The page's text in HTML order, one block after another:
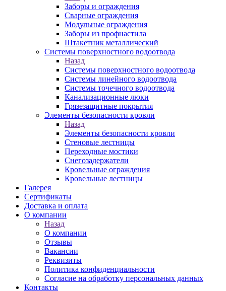
Заборы и ограждения
Сварные ограждения
Модульные ограждения
Заборы из профнастила
Штакетник металлический
Системы поверхностного водоотвода
Назад
Системы поверхностного водоотвода
Системы линейного водоотвода
Системы точечного водоотвода
Канализационные люки
Грязезащитные покрытия
Элементы безопасности кровли
Назад
Элементы безопасности кровли
Стеновые лестницы
Переходные мостики
Снегозадержатели
Кровельные ограждения
Кровельные лестницы
Галерея
Сертификаты
Доставка и оплата
О компании
Назад
О компании
Отзывы
Вакансии
Реквизиты
Политика конфиденциальности
Согласие на обработку персональных данных
Контакты